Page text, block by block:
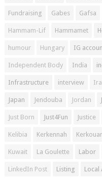
Fundraising Gabes Gafsa
Hammam-Lif Hammamet
humour Hungary IG
Independent Body India
Infrastructure interview
Japan Jendouba Jordan
Just Born Just4Fun Justice
Kelibia Kerkennah
Kuwait La Goulette Labor
LinkedIn Post Listing Local